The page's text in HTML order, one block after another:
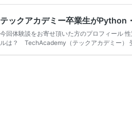
テックアカデミー卒業生がPython
今回体験談をお寄せ頂いた方のプロフィール
ルは？ TechAcademy（テックアカデミー）